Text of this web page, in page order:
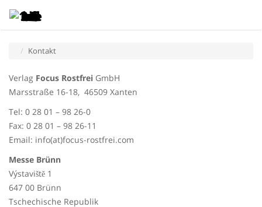
Kontakt
Verlag Focus Rostfrei GmbH
Marsstraße 16-18, 46509 Xanten
Tel: 0 28 01 – 98 26-0
Fax: 0 28 01 – 98 26-11
Email: info(at)focus-rostfrei.com
Messe Brünn
Výstaviště 1
647 00 Brünn
Tschechische Republik